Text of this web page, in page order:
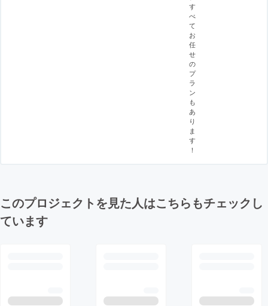
す
べ
て
お
任
せ
の
プ
ラ
ン
も
あ
り
ま
す
！
このプロジェクトを見た人はこちらもチェックし
ています